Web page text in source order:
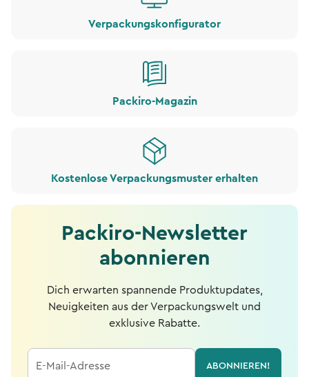
Verpackungskonfigurator
Packiro-Magazin
Kostenlose Verpackungsmuster erhalten
Packiro-Newsletter
abonnieren
Dich erwarten spannende Produktupdates,
Neuigkeiten aus der Verpackungswelt und
exklusive Rabatte.
E-Mail-Adresse ABONNIEREN!